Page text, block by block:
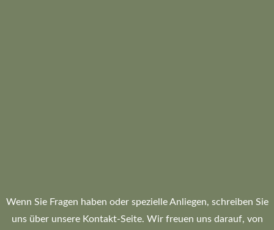
Wenn Sie Fragen haben oder spezielle Anliegen, schreiben Sie
uns über unsere Kontakt-Seite. Wir freuen uns darauf, von